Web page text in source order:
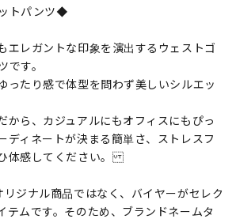
トパンツ◆
エレガントな印象を演出するウェストゴ
です。
ったり感で体型を問わず美しいシルエッ
から、カジュアルにもオフィスにもぴっ
ディネートが決まる簡単さ、ストレスフ
体感してください。
ジナル商品ではなく、バイヤーがセレク
テムです。そのため、ブランドネームタ